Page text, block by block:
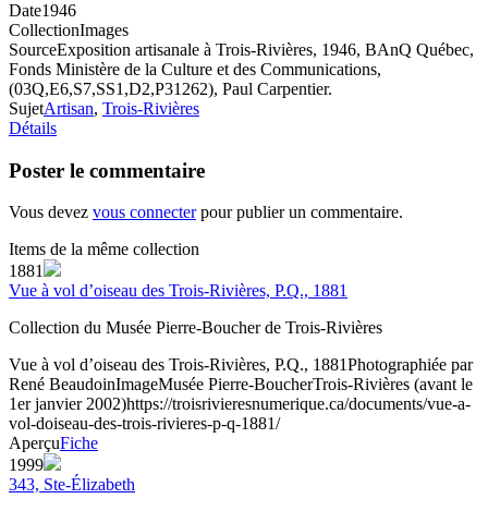
Date1946
CollectionImages
SourceExposition artisanale à Trois-Rivières, 1946, BAnQ Québec,
Fonds Ministère de la Culture et des Communications,
(03Q,E6,S7,SS1,D2,P31262), Paul Carpentier.
SujetArtisan, Trois-Rivières
Détails
Poster le commentaire
Vous devez vous connecterpour publier un commentaire.
Items de la même collection
1881
Vue à vol d’oiseau des Trois-Rivières, P.Q., 1881
Collection du Musée Pierre-Boucher de Trois-Rivières
Vue à vol d’oiseau des Trois-Rivières, P.Q., 1881Photographiée par
René BeaudoinImageMusée Pierre-BoucherTrois-Rivières (avant le
1er janvier 2002)https://troisrivieresnumerique.ca/documents/vue-a-
vol-doiseau-des-trois-rivieres-p-q-1881/
AperçuFiche
1999
343, Ste-Élizabeth